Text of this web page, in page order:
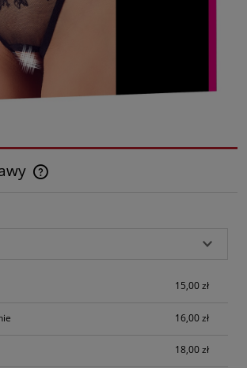
kosztów płatności
15,00 zł
16,00 zł
18,00 zł